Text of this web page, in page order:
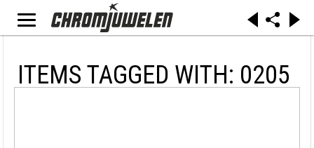
ITEMS TAGGED WITH: 0205